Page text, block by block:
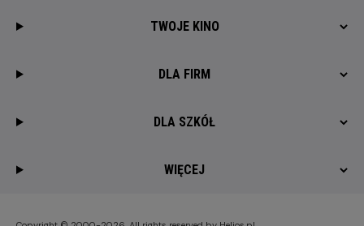
TWOJE KINO
DLA FIRM
DLA SZKÓŁ
WIĘCEJ